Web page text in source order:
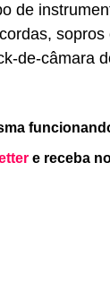
de
de-câmara
e receba